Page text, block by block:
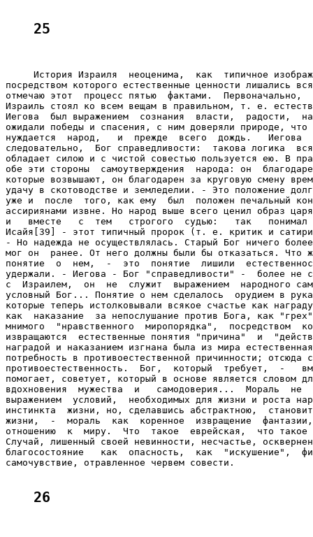
25
История Израиля  неоценима,  как  типичное
посредством которого естественные ценности лишались
отмечаю этот  процесс пятью  фактами.
Израиль стоял ко всем вещам в правильном, т. е.
Иегова  был выражением  сознания  власти,  радости,
ожидали победы и спасения, с ним доверяли природе,
нуждается  народ,   и  прежде  всего  дождь.
следовательно,  Бог справедливости:  такова логика
обладает силою и с чистой совестью пользуется ею. В
обе эти стороны  самоутверждения  народа: он
которые возвышают, он благодарен за круговую смену
удачу в скотоводстве и земледелии. - Это положение
уже и  после  того, как ему  был  положен печальный
ассириянами извне. Но народ выше всего ценил образ
и   вместе   с  тем   строгого  судью:   так   понимал
Исайя[39] - этот типичный пророк (т. е. критик и
- Но надежда не осуществлялась. Старый Бог ничего
мог он  ранее. От него должны были бы отказаться. Что
понятие  о  нем,  -  это  понятие  лишили
удержали. - Иегова - Бог "справедливости" -  более не
с  Израилем,  он  не  служит  выражением  народного
условный Бог... Понятие о нем сделалось  орудием в
которые теперь истолковывали всякое счастье как
как  наказание  за непослушание против Бога, как
мнимого  "нравственного  миропорядка",  посредством
извращаются  естественные понятия "причина"  и
наградой и наказанием изгнана была из мира
потребность в противоестественной причинности; отсюда
противоестественность.  Бог,  который  требует,  -
помогает, советует, который в основе является словом
вдохновения  мужества  и   самодоверия...  Мораль  не
выражением  условий,  необходимых для жизни и роста
инстинкта  жизни, но, сделавшись абстрактною,
жизни,  -  мораль  как  коренное  извращение
отношению  к  миру.  Что  такое  еврейская,  что такое
Случай, лишенный своей невинности, несчастье,
благосостояние   как  опасность,  как  "искушение",
самочувствие, отравленное червем совести.
26